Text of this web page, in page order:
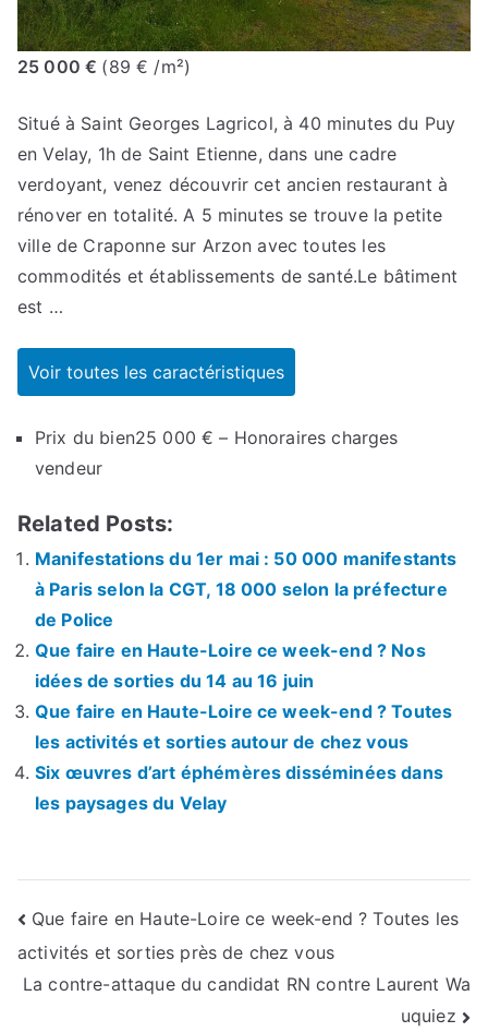
25 000 € (89 € /m²)
Situé à Saint Georges Lagricol, à 40 minutes du Puy
en Velay, 1h de Saint Etienne, dans une cadre
verdoyant, venez découvrir cet ancien restaurant à
rénover en totalité. A 5 minutes se trouve la petite
ville de Craponne sur Arzon avec toutes les
commodités et établissements de santé.Le bâtiment
est …
Voir toutes les caractéristiques
Prix du bien25 000 €– Honoraires charges
vendeur
Related Posts:
Manifestations du 1er mai : 50 000 manifestants
à Paris selon la CGT, 18 000 selon la préfecture
de Police
Que faire en Haute-Loire ce week-end ? Nos
idées de sorties du 14 au 16 juin
Que faire en Haute-Loire ce week-end ? Toutes
les activités et sorties autour de chez vous
Six œuvres d’art éphémères disséminées dans
les paysages du Velay
Navigation
de
Que faire en Haute-Loire ce week-end ? Toutes les
activités et sorties près de chez vous
La contre-attaque du candidat RN contre Laurent Wa
uquiez